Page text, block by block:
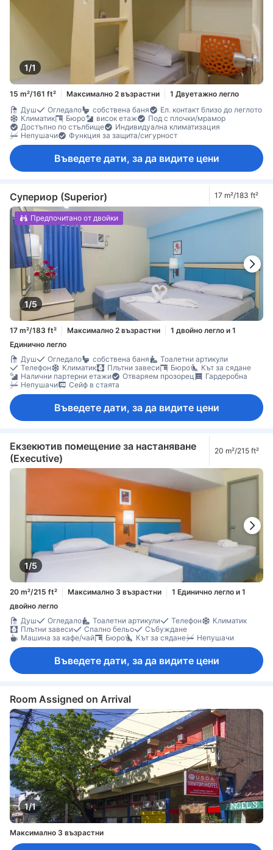
1/1
15 m²/161 ft² Максимално 2 възрастни
1 Двуетажно легло
Душ
Огледало собствена баня
Ел. контакт близо до леглото
Климатик
Бюро висок етаж
Под с плочки/мрамор
Достъпно по стълбище
Индивидуална климатизация
Непушачи
Функция за защита/сигурност
Въведете дати, за да видите цени
Супериор (Superior) 17 m²/183 ft²
1/5
Предпочитано от двойки
17 m²/183 ft² Максимално 2 възрастни
1 двойно легло и 1
Единично легло
Душ
Огледало собствена баня
Тоалетни артикули
Телефон
Климатик Плътни завеси Бюро
Кът за сядане
Налични партерни етажи
Отваряем прозорец
Гардеробна
Непушачи
Сейф в стаята
Въведете дати, за да видите цени
Екзекютив помещение за настаняване
(Executive)
20 m²/215 ft²
1/5
20 m²/215 ft² Максимално 3 възрастни
1 Единично легло и 1
двойно легло
Душ
Огледало Тоалетни артикули Телефон
Климатик
Плътни завеси
Спално бельо
Събуждане
Машина за кафе/чай
Бюро Кът за сядане Непушачи
Въведете дати, за да видите цени
Room Assigned on Arrival
1/1
Максимално 3 възрастни